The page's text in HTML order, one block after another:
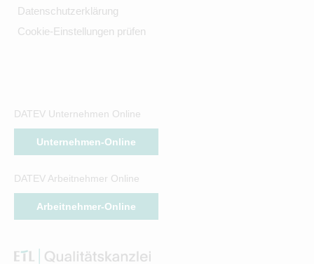
Datenschutzerklärung
Cookie-Einstellungen prüfen
DATEV Unternehmen Online
Unternehmen-Online
DATEV Arbeitnehmer Online
Arbeitnehmer-Online